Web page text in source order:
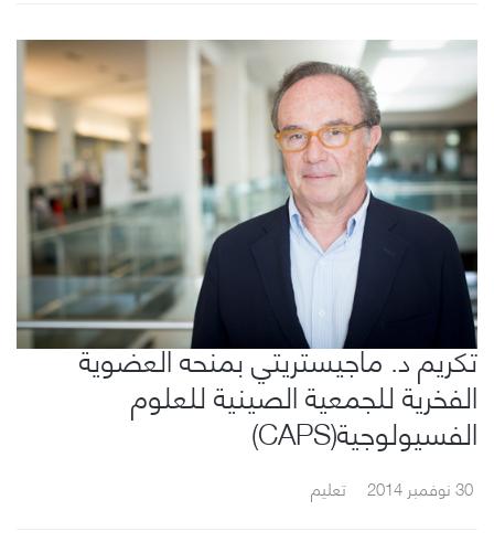
تكريم د. ماجيستريتي بمنحه العضوية
الفخرية للجمعية الصينية للعلوم
الفسيولوجية(CAPS)
30 نوفمبر 2014 تعليم